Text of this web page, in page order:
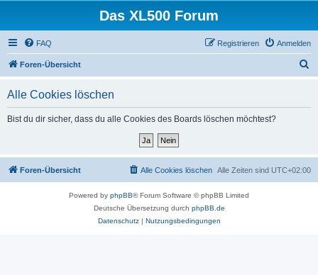
Das XL500 Forum
FAQ Anmelden
Registrieren
Foren-Übersicht
Alle Cookies löschen
Bist du dir sicher, dass du alle Cookies des Boards löschen möchtest?
Foren-Übersicht Alle Zeiten sind UTC+02:00
Alle Cookies löschen
Powered by phpBB® Forum Software © phpBB Limited
Deutsche Übersetzung durch phpBB.de
Datenschutz| Nutzungsbedingungen